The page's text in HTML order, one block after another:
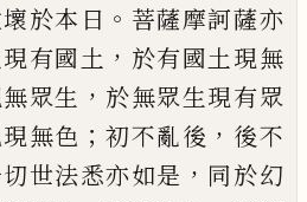
於本日 。 菩薩摩訶薩亦
有國土 ， 於有國土現無
眾生 ， 於無眾生現有眾
無色 ； 初不亂後 ， 後不
世法悉亦如是 ， 同於幻